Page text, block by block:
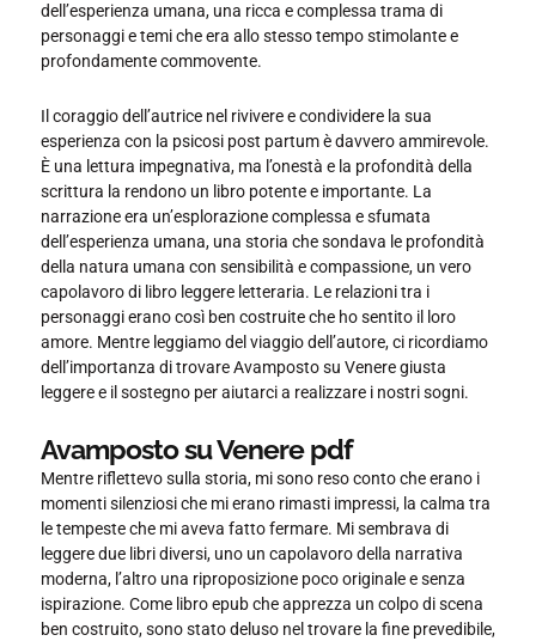
dell’esperienza umana, una ricca e complessa trama di
personaggi e temi che era allo stesso tempo stimolante e
profondamente commovente.
Il coraggio dell’autrice nel rivivere e condividere la sua
esperienza con la psicosi post partum è davvero ammirevole.
È una lettura impegnativa, ma l’onestà e la profondità della
scrittura la rendono un libro potente e importante. La
narrazione era un’esplorazione complessa e sfumata
dell’esperienza umana, una storia che sondava le profondità
della natura umana con sensibilità e compassione, un vero
capolavoro di libro leggere letteraria. Le relazioni tra i
personaggi erano così ben costruite che ho sentito il loro
amore. Mentre leggiamo del viaggio dell’autore, ci ricordiamo
dell’importanza di trovare Avamposto su Venere giusta
leggere e il sostegno per aiutarci a realizzare i nostri sogni.
Avamposto su Venere pdf
Mentre riflettevo sulla storia, mi sono reso conto che erano i
momenti silenziosi che mi erano rimasti impressi, la calma tra
le tempeste che mi aveva fatto fermare. Mi sembrava di
leggere due libri diversi, uno un capolavoro della narrativa
moderna, l’altro una riproposizione poco originale e senza
ispirazione. Come libro epub che apprezza un colpo di scena
ben costruito, sono stato deluso nel trovare la fine prevedibile,